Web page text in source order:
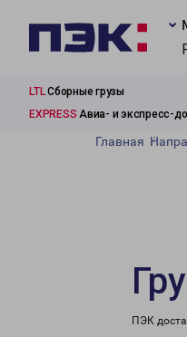
LTLСборные грузы
EXPRESS Авиа- и экспресс-
Главная
ПЭК